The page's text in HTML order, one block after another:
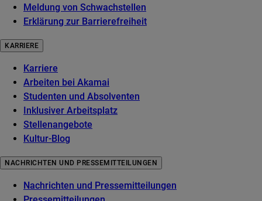
Meldung von Schwachstellen
Erklärung zur Barrierefreiheit
KARRIERE
Karriere
Arbeiten bei Akamai
Studenten und Absolventen
Inklusiver Arbeitsplatz
Stellenangebote
Kultur-Blog
NACHRICHTEN UND PRESSEMITTEILUNGEN
Nachrichten und Pressemitteilungen